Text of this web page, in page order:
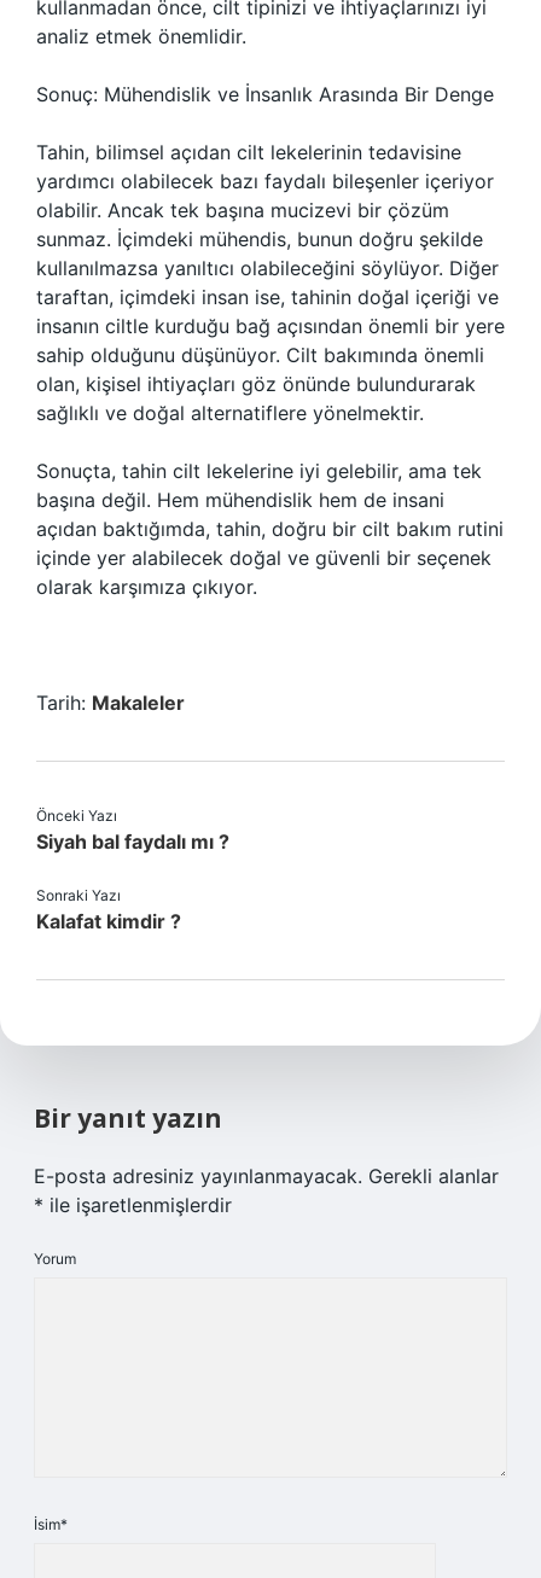
kullanmadan önce, cilt tipinizi ve ihtiyaçlarınızı iyi
analiz etmek önemlidir.
Sonuç: Mühendislik ve İnsanlık Arasında Bir Denge
Tahin, bilimsel açıdan cilt lekelerinin tedavisine
yardımcı olabilecek bazı faydalı bileşenler içeriyor
olabilir. Ancak tek başına mucizevi bir çözüm
sunmaz. İçimdeki mühendis, bunun doğru şekilde
kullanılmazsa yanıltıcı olabileceğini söylüyor. Diğer
taraftan, içimdeki insan ise, tahinin doğal içeriği ve
insanın ciltle kurduğu bağ açısından önemli bir yere
sahip olduğunu düşünüyor. Cilt bakımında önemli
olan, kişisel ihtiyaçları göz önünde bulundurarak
sağlıklı ve doğal alternatiflere yönelmektir.
Sonuçta, tahin cilt lekelerine iyi gelebilir, ama tek
başına değil. Hem mühendislik hem de insani
açıdan baktığımda, tahin, doğru bir cilt bakım rutini
içinde yer alabilecek doğal ve güvenli bir seçenek
olarak karşımıza çıkıyor.
Tarih: Makaleler
Önceki Yazı
Siyah bal faydalı mı ?
Sonraki Yazı
Kalafat kimdir ?
Bir yanıt yazın
E-posta adresiniz yayınlanmayacak. Gerekli alanlar
* ile işaretlenmişlerdir
Yorum
İsim*